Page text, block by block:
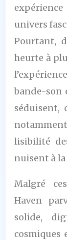
univers
Pourtant,
heurte à
bande-son
séduisent,
lisibilité
nuisent à
Malgré
Haven
solide,
cosmiques